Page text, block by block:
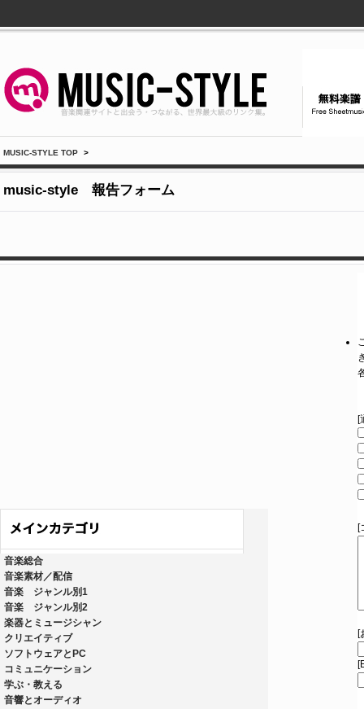
MUSIC-STYLE TOP >
music-style 報告フォーム
音楽総合
音楽素材／配信
音楽 ジャンル別1
音楽 ジャンル別2
楽器とミュージシャン
クリエイティブ
ソフトウェアとPC
コミュニケーション
学ぶ・教える
音響とオーディオ
[
[
[